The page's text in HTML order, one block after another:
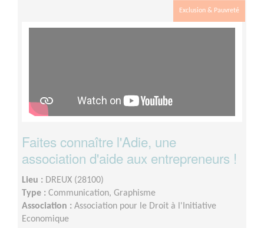
Exclusion & Pauvreté
Faites connaître l'Adie, une
association d'aide aux entrepreneurs !
Lieu : DREUX (28100)
Type : Communication, Graphisme
Association : Association pour le Droit à l'Initiative
Economique